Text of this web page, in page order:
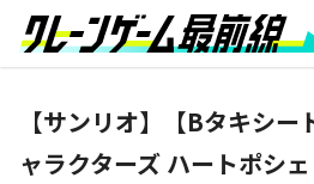
【サンリオ】【Bタキシ
ャラクターズ ハートポシ